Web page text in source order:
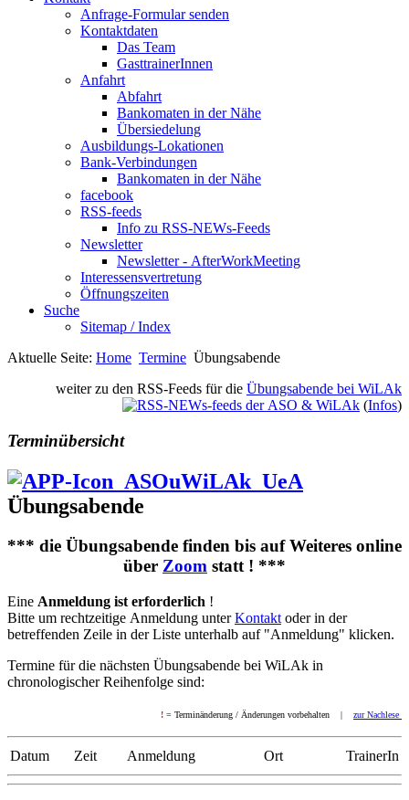
Anfrage-Formular senden
Kontaktdaten
Das Team
GasttrainerInnen
Anfahrt
Abfahrt
Bankomaten in der Nähe
Übersiedelung
Ausbildungs-Lokationen
Bank-Verbindungen
Bankomaten in der Nähe
facebook
RSS-feeds
Info zu RSS-NEWs-Feeds
Newsletter
Newsletter - AfterWorkMeeting
Interessensvertretung
Öffnungszeiten
Suche
Sitemap / Index
Aktuelle Seite: Home Termine Übungsabende
weiter zu den RSS-Feeds für die
(Infos)
Terminübersicht
Übungsabende
*** die Übungsabende finden bis auf Weiteres online
über Zoom statt ! ***
Eine Anmeldung ist erforderlich !
Bitte um rechtzeitige Anmeldung unterKontakt oder in der
betreffenden Zeile in der Liste unterhalb auf "Anmeldung" klicken.
Termine für die nächsten Übungsabende bei WiLAk in
chronologischer Reihenfolge sind:
! = Terminänderung / Änderungen vorbehalten | zur Nachlese
Datum Zeit Anmeldung Ort TrainerIn